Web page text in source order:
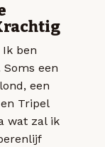
Ik ben
een
een
Tripel
wat zal ik